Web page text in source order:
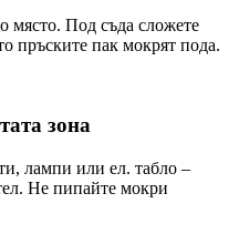
място. Под съда сложете
пръските пак мокрят пода.
зона
лампи или ел. табло –
Не пипайте мокри